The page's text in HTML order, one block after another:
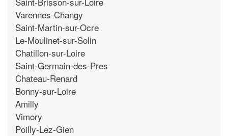
Varennes-Changy
Saint-Martin-sur-Ocre
Le-Moulinet-sur-Solin
Chatillon-sur-Loire
Saint-Germain-des-Pres
Chateau-Renard
Bonny-sur-Loire
Amilly
Vimory
Poilly-Lez-Gien